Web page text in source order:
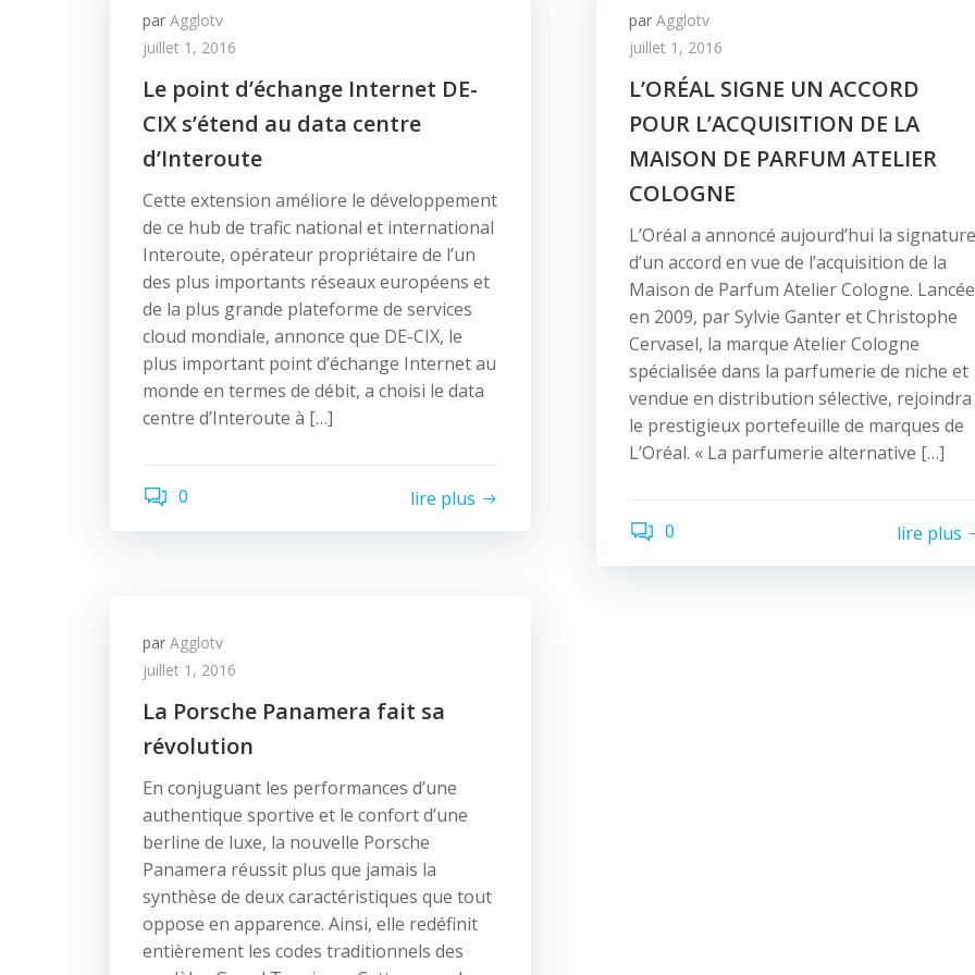
par Agglotv
juillet 1, 2016
Le point d’échange Internet DE-
CIX s’étend au data centre
d’Interoute
Cette extension améliore le développement
de ce hub de trafic national et international
Interoute, opérateur propriétaire de l’un
des plus importants réseaux européens et
de la plus grande plateforme de services
cloud mondiale, annonce que DE-CIX, le
plus important point d’échange Internet au
monde en termes de débit, a choisi le data
centre d’Interoute à […]
0 lire plus
par Agglotv
juillet 1, 2016
L’ORÉAL SIGNE UN ACCORD
POUR L’ACQUISITION DE LA
MAISON DE PARFUM ATELIER
COLOGNE
L’Oréal a annoncé aujourd’hui la signature
d’un accord en vue de l’acquisition de la
Maison de Parfum Atelier Cologne. Lancée
en 2009, par Sylvie Ganter et Christophe
Cervasel, la marque Atelier Cologne
spécialisée dans la parfumerie de niche et
vendue en distribution sélective, rejoindra
le prestigieux portefeuille de marques de
L’Oréal. « La parfumerie alternative […]
0 lire plus
par Agglotv
juillet 1, 2016
La Porsche Panamera fait sa
révolution
En conjuguant les performances d’une
authentique sportive et le confort d’une
berline de luxe, la nouvelle Porsche
Panamera réussit plus que jamais la
synthèse de deux caractéristiques que tout
oppose en apparence. Ainsi, elle redéfinit
entièrement les codes traditionnels des